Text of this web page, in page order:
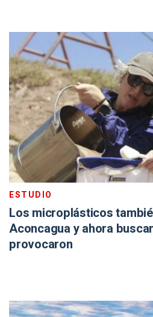
ESTUDIO
Los microplásticos
Aconcagua y ahora
provocaron